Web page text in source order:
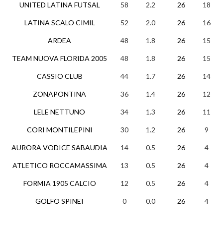
UNITED LATINA FUTSAL
LATINA SCALO CIMIL
ARDEA
TEAM NUOVA FLORIDA 2005
CASSIO CLUB
ZONAPONTINA
LELE NETTUNO
CORI MONTILEPINI
AURORA VODICE SABAUDIA
ATLETICO ROCCAMASSIMA
FORMIA 1905 CALCIO
GOLFO SPINEI
58 2.2 26 18
52 2.0 26 16
48 1.8 26 15
48 1.8 26 15
44 1.7 26 14
36 1.4 26 12
34 1.3 26 11
30 1.2 26 9
14 0.5 26 4
13 0.5 26 4
12 0.5 26 4
0 0.0 26 4